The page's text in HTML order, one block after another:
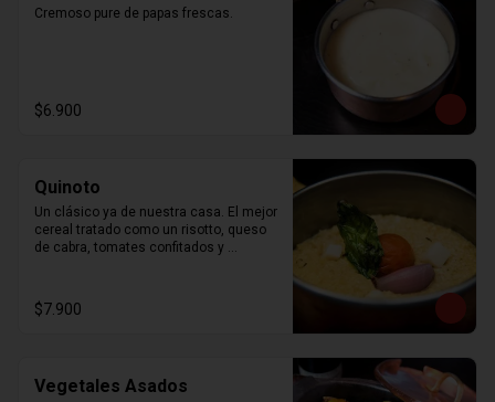
Cremoso pure de papas frescas.
$6.900
Quinoto
Un clásico ya de nuestra casa. El mejor
cereal tratado como un risotto, queso
de cabra, tomates confitados y
$7.900
Vegetales Asados